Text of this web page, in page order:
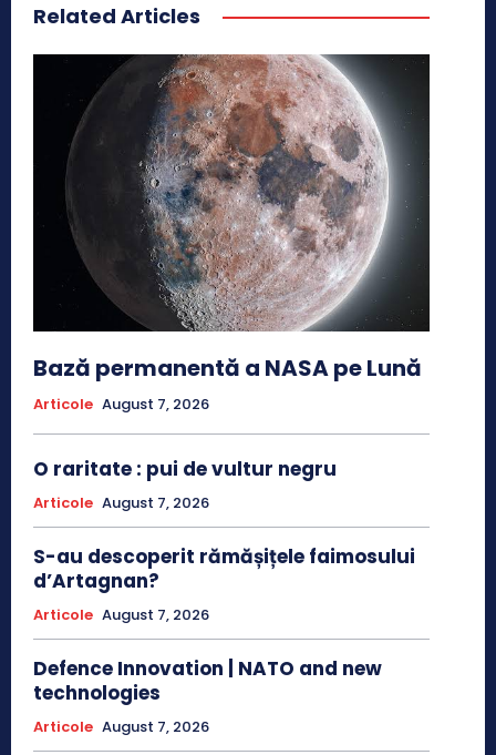
Related Articles
Bază permanentă a NASA pe Lună
Articole August 7, 2026
O raritate : pui de vultur negru
Articole August 7, 2026
S-au descoperit rămășițele faimosului
d’Artagnan?
Articole August 7, 2026
Defence Innovation | NATO and new
technologies
Articole August 7, 2026